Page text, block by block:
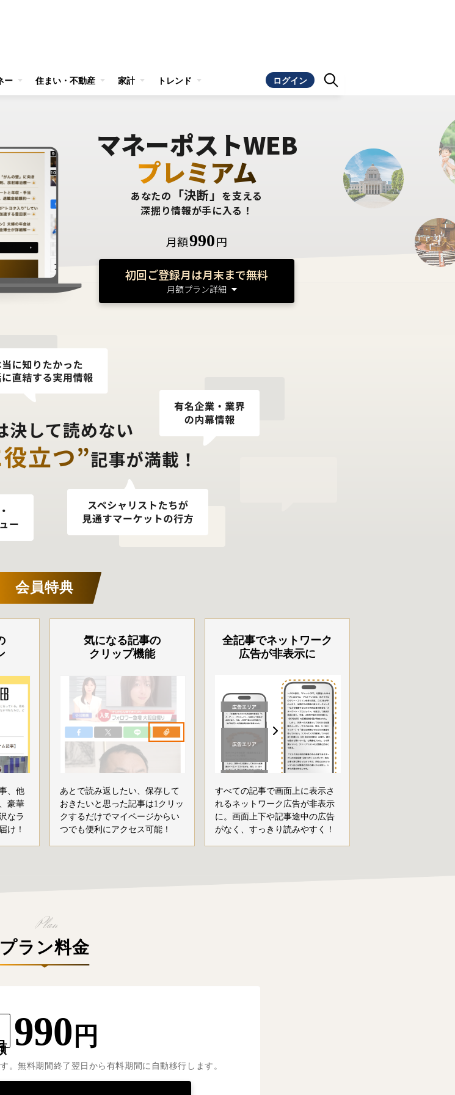
ー 住まい・不動産 家計 トレンド ログイン
マネーポストWEB
プレミアム
あなたの 「決断」 を支える
深掘り情報が手に入る！
月額990円
初回ご登録月は月末まで無料
月額プラン詳細
会員特典
、他
豪華
なラ
け！
気になる記事の
クリップ機能
あとで読み返したい、保存して
おきたいと思った記事は1クリッ
クするだけでマイページからい
つでも便利にアクセス可能！
全記事でネットワーク
広告が非表示に
すべての記事で画面上に表示さ
れるネットワーク広告が非表示
に。画面上下や記事途中の広告
がなく、すっきり読みやすく！
プラン料金
990 円
。無料期間終了翌日から有料期間に自動移行します。